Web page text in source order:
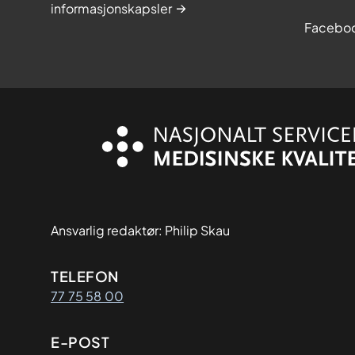
informasjonskapsler
Ansvarlig redaktør: Philip Skau
Kontaktinformasjon
TELEFON
77 75 58 00
E-POST